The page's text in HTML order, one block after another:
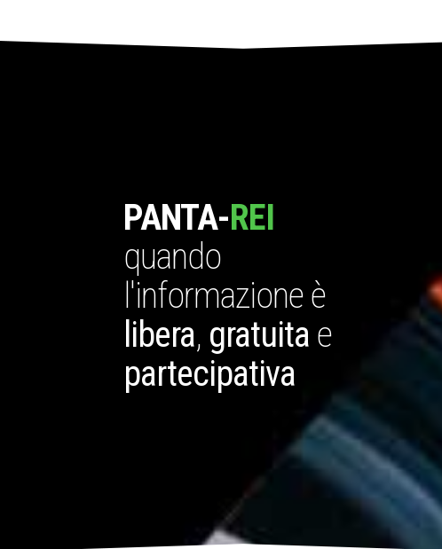
PANTA-REI
quando
l'informazione è
libera, gratuita e
partecipativa